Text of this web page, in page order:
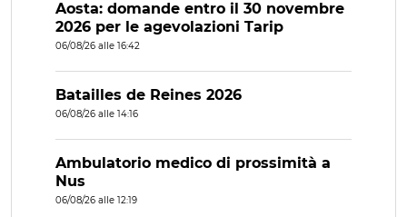
Aosta: domande entro il 30 novembre
2026 per le agevolazioni Tarip
06/08/26 alle 16:42
Batailles de Reines 2026
06/08/26 alle 14:16
Ambulatorio medico di prossimità a
Nus
06/08/26 alle 12:19